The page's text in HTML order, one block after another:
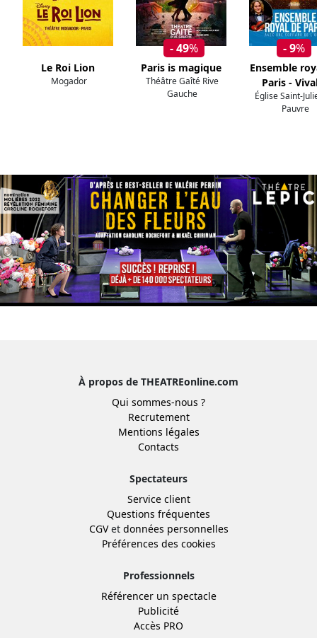
Le Roi Lion
Mogador
- 49%
Paris is magique
Théâtre Gaîté Rive
Gauche
- 9%
Ensemble
Paris -
Église Saint-
Pauvre
À propos de THEATREonline.com
Qui sommes-nous ?
Recrutement
Mentions légales
Contacts
Spectateurs
Service client
Questions fréquentes
CGVet données personnelles
Préférences des cookies
Professionnels
Référencer un spectacle
Publicité
Accès PRO